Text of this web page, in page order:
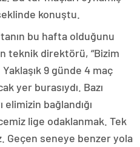
konuştu.
bu hafta olduğunu
teknik direktörü, “Bizim
9 günde 4 maç
yer burasıydı. Bazı
bağlandığı
lige odaklanmak. Tek
Geçen seneye benzer yola